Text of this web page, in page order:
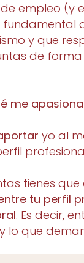
empleo (y
y que
de
me apasiona
yo al
tienes que
tu perfil
. Es decir,
lo que